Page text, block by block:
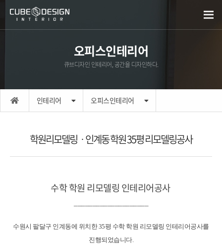
오피스인테리어
큐브디자인 인테리어, 공간을 디자인하다.
인테리어 오피스인테리어
학원리모델링ㆍ인계동 학원 35평 리모델링공사
수학 학원 리모델링 인테리어공사
수원시 팔달구 인계동에 위치한 35평 수학 학원 리모델링 인테리어공사를
진행되었습니다.